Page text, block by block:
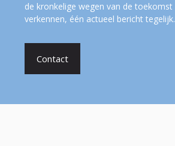
de kronkelige wegen van de toekomst
verkennen, één actueel bericht tegelijk.
Contact